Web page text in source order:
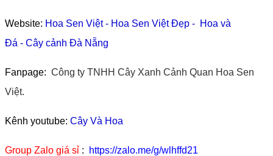
Website: Hoa Sen Việt- Hoa Sen Việt Đẹp - Hoa và
Đá - Cây cảnh Đà Nẵng
Fanpage: Công ty TNHH Cây Xanh Cảnh Quan Hoa Sen
Việt.
Kênh youtube: Cây Và Hoa
Group Zalo giá sỉ : https://zalo.me/g/wlhffd21